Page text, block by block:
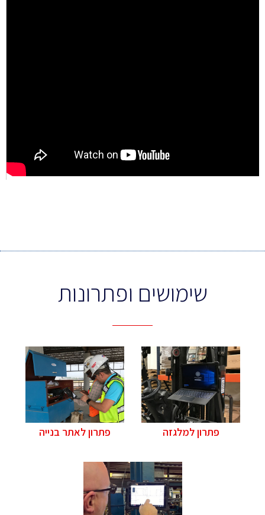
שימושים ופתרונות
פתרון למלגזה פתרון לאתר בנייה